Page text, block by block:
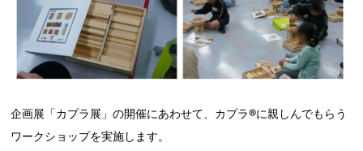
企画展「カプラ展」の開催にあわせて、カプラ®に親しんでもらう
ワークショップを実施します。